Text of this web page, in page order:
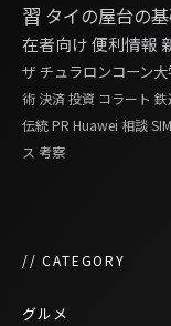
習 タイの屋台の
在者向け便利情報
ザチュラロンコーン
術 決済投資 コラート 鉄
伝統 PR Huawei 相談SIM
ス 考察
// CATEGORY
グルメ